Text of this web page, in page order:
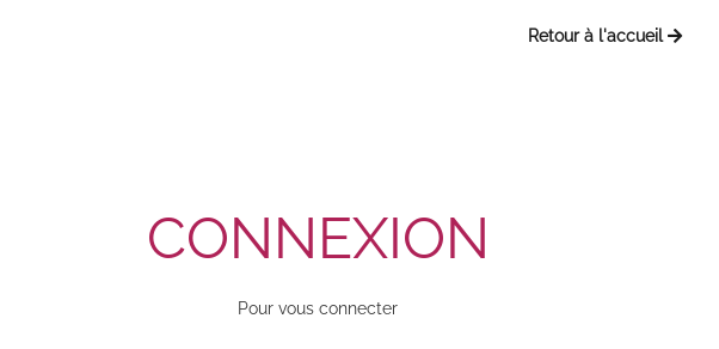
Retour à l'accueil
CONNEXION
Pour vous connecter